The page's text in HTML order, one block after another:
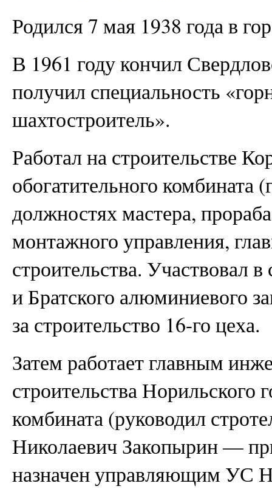
Родился 7 мая 1938 года в
В 1961 году кончил
получил специальность
шахтостроитель».
Работал на строительстве
обогатительного
должностях мастера,
монтажного управления,
строительства. Участвовал
и Братского алюминиевого
за строительство 16-го цеха.
Затем работает главным
строительства Норильского
комбината (руководил
Николаевич Закопырин —
назначен управляющим УС